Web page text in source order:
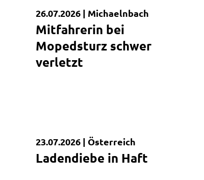
Kurzmeldung
26.07.2026 | Michaelnbach
Mitfahrerin bei
Mopedsturz schwer
verletzt
Kurzmeldung
23.07.2026 | Österreich
Ladendiebe in Haft